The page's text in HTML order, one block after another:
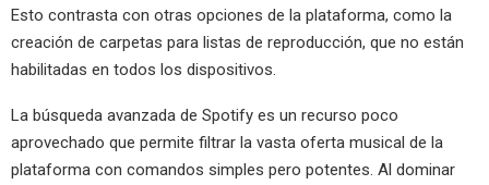
Esto contrasta con otras opciones de la plataforma, como la
creación de carpetas para listas de reproducción, que no están
habilitadas en todos los dispositivos.
La búsqueda avanzada de Spotify es un recurso poco
aprovechado que permite filtrar la vasta oferta musical de la
plataforma con comandos simples pero potentes. Al dominar